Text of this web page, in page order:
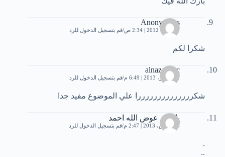
Anonymous
7 أكتوبر، 2012 | 2:34 ص قم بتسجيل الدخول للرد
شكرا لكم
alnazer.ksc
17 فبراير، 2013 | 6:49 م قم بتسجيل الدخول للرد
شكررررررررررررررا علي الموضوع مفيد جدا
ياسين عوض الله احمد
26 مارس، 2013 | 2:47 م قم بتسجيل الدخول للرد
.
..